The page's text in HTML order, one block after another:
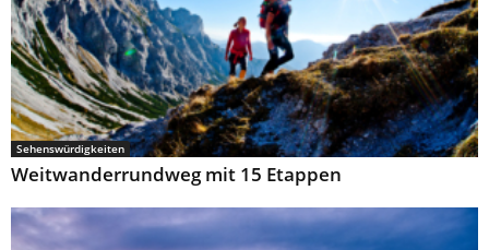
Sehenswürdigkeiten
Weitwanderrundweg mit 15 Etappen